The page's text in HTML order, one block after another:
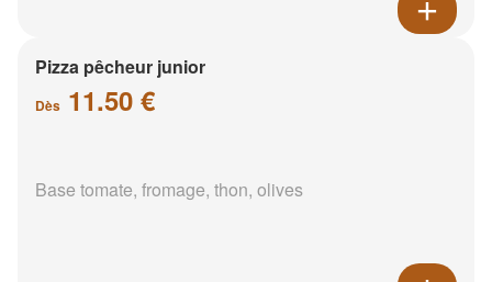
Pizza pêcheur junior
Dès 11.50 €
Base tomate, fromage, thon, olives